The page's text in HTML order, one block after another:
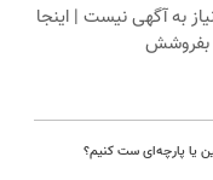
به آگهی نیست | اینجا
بفروشش
یا پارچه‌ای ست کنیم؟